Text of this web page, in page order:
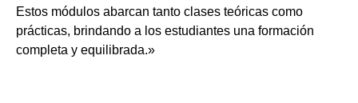
Estos módulos abarcan tanto clases teóricas como
prácticas, brindando a los estudiantes una formación
completa y equilibrada.»